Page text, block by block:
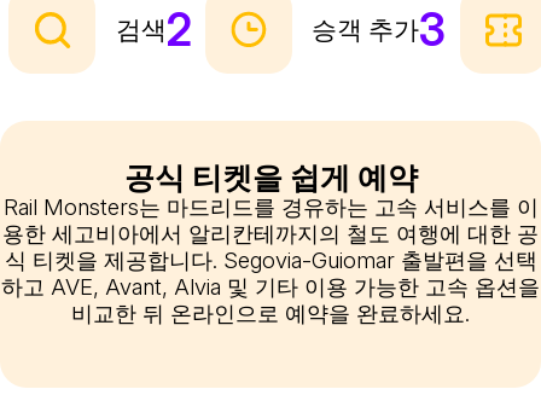
검색2 승객 추가3
공식 티켓을 쉽게 예약
Rail Monsters는 마드리드를 경유하는 고속 서비스를 이
용한 세고비아에서 알리칸테까지의 철도 여행에 대한 공
식 티켓을 제공합니다. Segovia-Guiomar 출발편을 선택
하고 AVE, Avant, Alvia 및 기타 이용 가능한 고속 옵션을
비교한 뒤 온라인으로 예약을 완료하세요.